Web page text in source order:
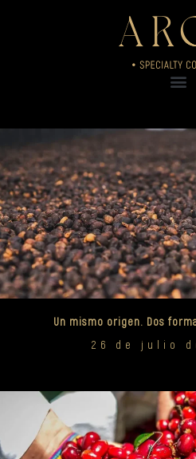
Un mismo origen. Dos
26 de julio